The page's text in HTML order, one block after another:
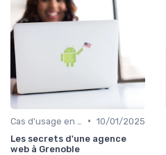
• 10/01/2025
Les secrets d'une agence
web à Grenoble